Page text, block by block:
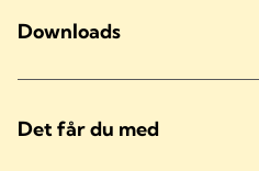
Downloads
Det får du med